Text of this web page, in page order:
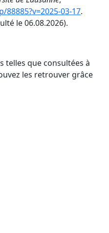
03-17.
le 06.08.2026).
telles que consultées à
les retrouver grâce